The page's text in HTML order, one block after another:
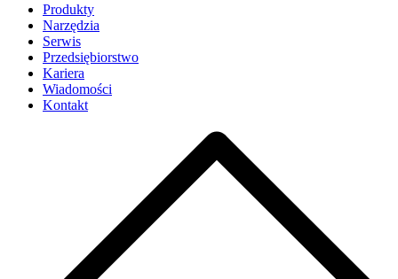
Produkty
Narzędzia
Serwis
Przedsiębiorstwo
Kariera
Wiadomości
Kontakt